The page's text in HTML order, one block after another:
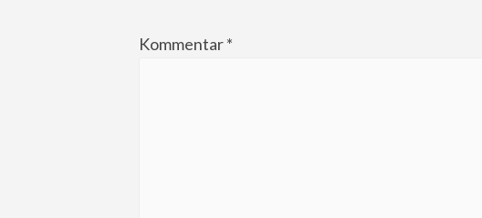
Kommentar*